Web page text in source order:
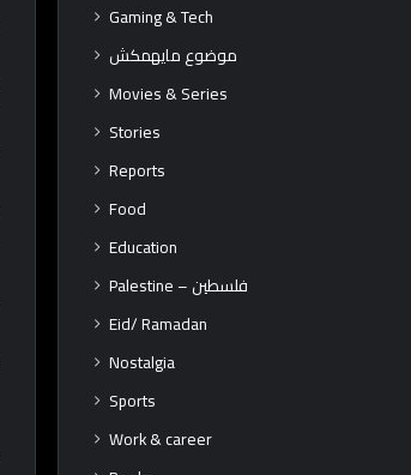
Gaming & Tech
موضوع مايهمكش
Movies & Series
Stories
Reports
Food
Education
Palestine – فلسطين
Eid/ Ramadan
Nostalgia
Sports
Work & career